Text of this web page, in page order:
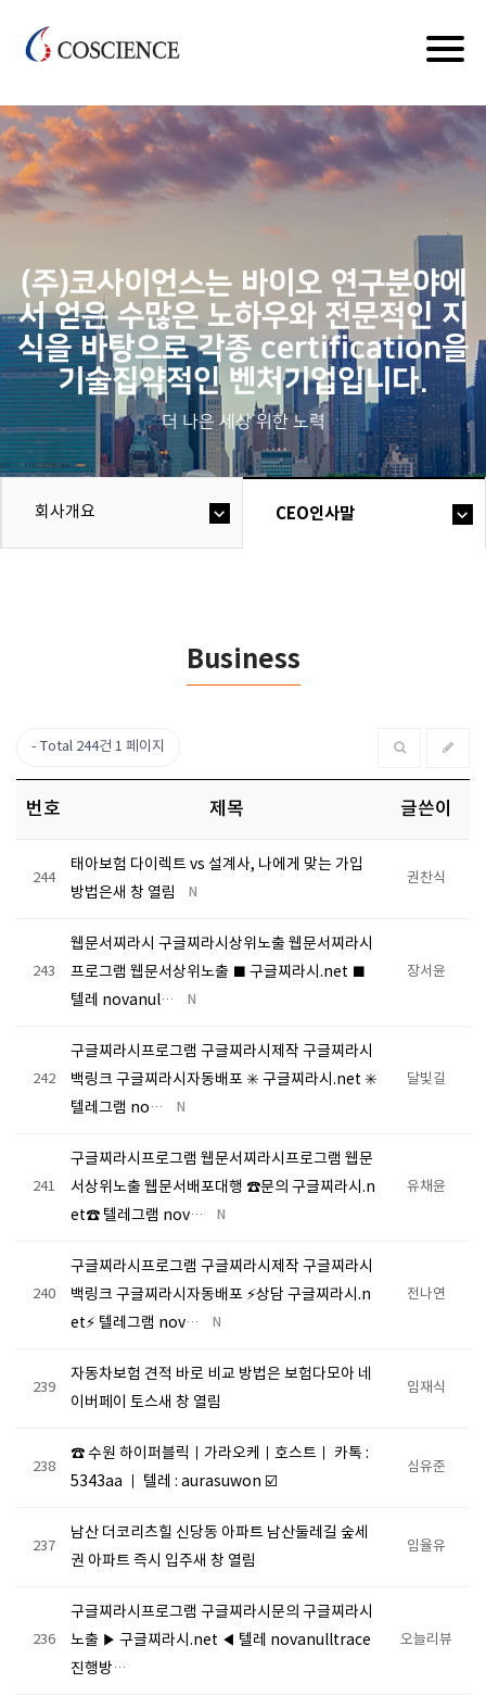
(주)코사이언스는 바이오 연구분야에
서 얻은 수많은 노하우와 전문적인 지
식을 바탕으로 각종 certification을
기술집약적인 벤처기업입니다.
더 나은 세상 위한 노력
회사개요 CEO인사말
Business
Total 244건 1 페이지
번호 제목 글쓴이
244
태아보험 다이렉트 vs 설계사, 나에게 맞는 가입
방법은새 창 열림
N
권찬식
243
웹문서찌라시 구글찌라시상위노출 웹문서찌라시
프로그램 웹문서상위노출 ■ 구글찌라시.net ■
텔레 novanul…
N
장서윤
242
구글찌라시프로그램 구글찌라시제작 구글찌라시
백링크 구글찌라시자동배포 ✳️ 구글찌라시.net ✳️
텔레그램 no…
N
달빛길
241
구글찌라시프로그램 웹문서찌라시프로그램 웹문
서상위노출 웹문서배포대행 ☎문의 구글찌라시.n
et☎ 텔레그램 nov…
N
유채윤
240
구글찌라시프로그램 구글찌라시제작 구글찌라시
백링크 구글찌라시자동배포 ⚡상담 구글찌라시.n
et⚡ 텔레그램 nov…
N
전나연
239
자동차보험 견적 바로 비교 방법은 보험다모아 네
이버페이 토스새 창 열림
임재식
238
☎️ 수원 하이퍼블릭｜가라오케｜호스트｜ 카톡 :
5343aa ｜ 텔레 : aurasuwon ☑️
심유준
237
남산 더코리츠힐 신당동 아파트 남산둘레길 숲세
권 아파트 즉시 입주새 창 열림
임율유
236
구글찌라시프로그램 구글찌라시문의 구글찌라시
노출 ▶ 구글찌라시.net ◀ 텔레 novanulltrace
진행방…
오늘리뷰